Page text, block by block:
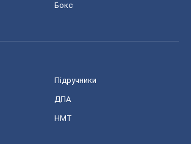
Бокс
Підручники
ДПА
НМТ